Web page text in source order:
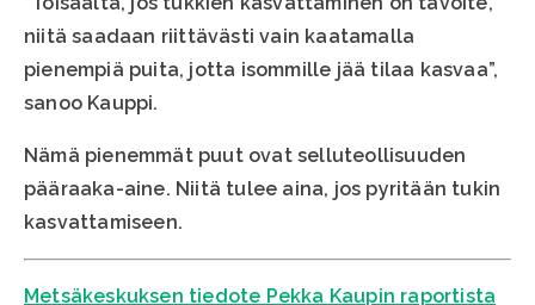
niitä saadaan riittävästi vain kaatamalla
pienempiä puita, jotta isommille jää tilaa kasvaa”,
sanoo Kauppi.
Nämä pienemmät puut ovat selluteollisuuden
pääraaka-aine. Niitä tulee aina, jos pyritään tukin
kasvattamiseen.
Metsäkeskuksen tiedote Pekka Kaupin raportista